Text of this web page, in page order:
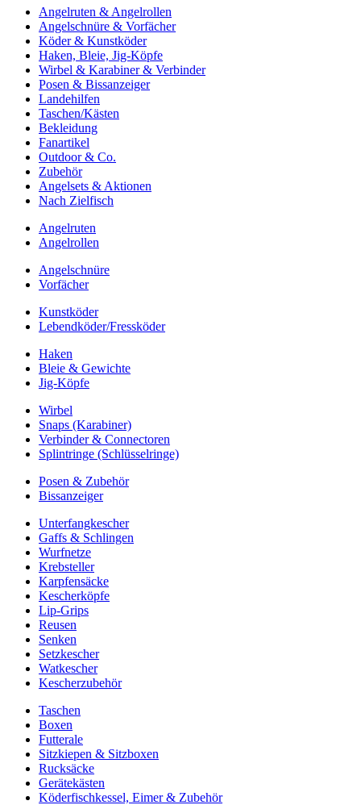
Angelruten & Angelrollen
Angelschnüre & Vorfächer
Köder & Kunstköder
Haken, Bleie, Jig-Köpfe
Wirbel & Karabiner & Verbinder
Posen & Bissanzeiger
Landehilfen
Taschen/Kästen
Bekleidung
Fanartikel
Outdoor & Co.
Zubehör
Angelsets & Aktionen
Nach Zielfisch
Angelruten
Angelrollen
Angelschnüre
Vorfächer
Kunstköder
Lebendköder/Fressköder
Haken
Bleie & Gewichte
Jig-Köpfe
Wirbel
Snaps (Karabiner)
Verbinder & Connectoren
Splintringe (Schlüsselringe)
Posen & Zubehör
Bissanzeiger
Unterfangkescher
Gaffs & Schlingen
Wurfnetze
Krebsteller
Karpfensäcke
Kescherköpfe
Lip-Grips
Reusen
Senken
Setzkescher
Watkescher
Kescherzubehör
Taschen
Boxen
Futterale
Sitzkiepen & Sitzboxen
Rucksäcke
Gerätekästen
Köderfischkessel, Eimer & Zubehör